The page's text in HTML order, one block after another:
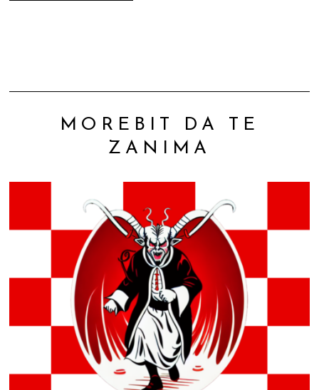
MOREBIT DA TE
ZANIMA